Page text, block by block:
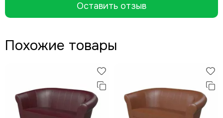
Оставить отзыв
Похожие товары